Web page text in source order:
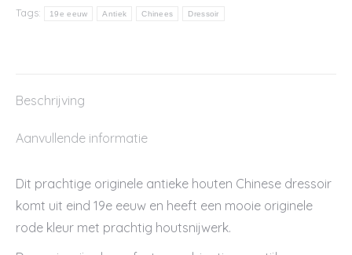
Tags: 19e eeuw Antiek Chinees Dressoir
Beschrijving
Aanvullende informatie
Dit prachtige originele antieke houten Chinese dressoir
komt uit eind 19e eeuw en heeft een mooie originele
rode kleur met prachtig houtsnijwerk.